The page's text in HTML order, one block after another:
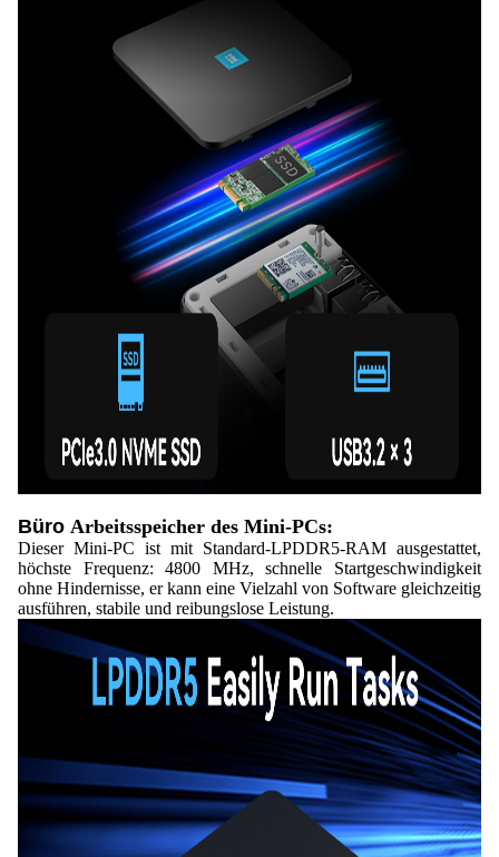
Büro Arbeitsspeicher des Mini-PCs:
Dieser Mini-PC ist mit Standard-LPDDR5-RAM ausgestattet,
höchste Frequenz: 4800 MHz, schnelle Startgeschwindigkeit
ohne Hindernisse, er kann eine Vielzahl von Software gleichzeitig
ausführen, stabile und reibungslose Leistung.